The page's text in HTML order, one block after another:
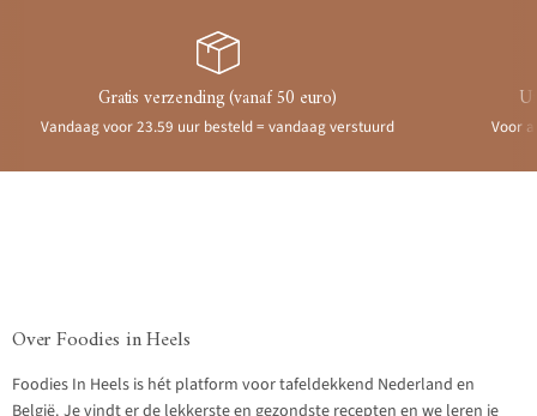
Gratis verzending (vanaf 50 euro)
Vandaag voor 23.59 uur besteld = vandaag verstuurd Voor
Over Foodies in Heels
Foodies In Heels is hét platform voor tafeldekkend Nederland en